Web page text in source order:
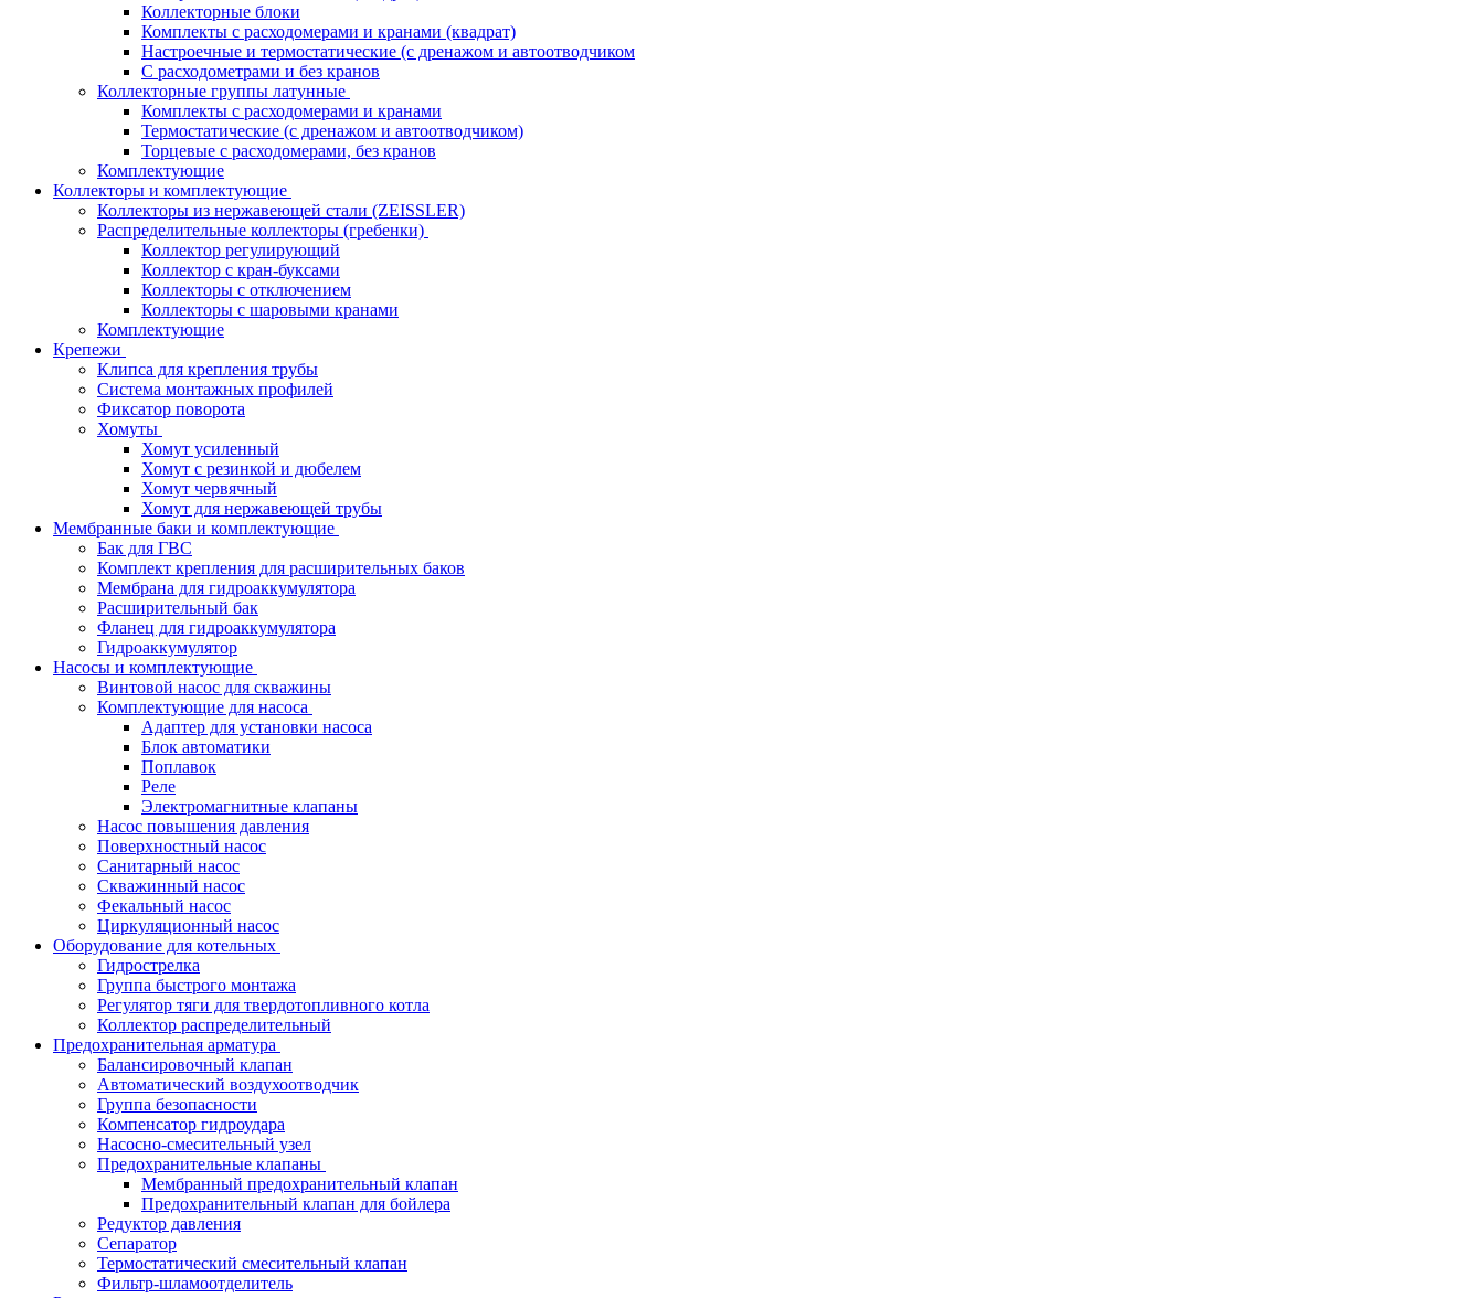
Коллекторные блоки
Комплекты с расходомерами и кранами (квадрат)
Настроечные и термостатические (с дренажом и автоотводчиком
С расходометрами и без кранов
Коллекторные группы латунные
Комплекты с расходомерами и кранами
Термостатические (с дренажом и автоотводчиком)
Торцевые с расходомерами, без кранов
Комплектующие
Коллекторы и комплектующие
Коллекторы из нержавеющей стали (ZEISSLER)
Распределительные коллекторы (гребенки)
Коллектор регулирующий
Коллектор с кран-буксами
Коллекторы с отключением
Коллекторы с шаровыми кранами
Комплектующие
Крепежи
Клипса для крепления трубы
Система монтажных профилей
Фиксатор поворота
Хомуты
Хомут усиленный
Хомут с резинкой и дюбелем
Хомут червячный
Хомут для нержавеющей трубы
Мембранные баки и комплектующие
Бак для ГВС
Комплект крепления для расширительных баков
Мембрана для гидроаккумулятора
Расширительный бак
Фланец для гидроаккумулятора
Гидроаккумулятор
Насосы и комплектующие
Винтовой насос для скважины
Комплектующие для насоса
Адаптер для установки насоса
Блок автоматики
Поплавок
Реле
Электромагнитные клапаны
Насос повышения давления
Поверхностный насос
Санитарный насос
Скважинный насос
Фекальный насос
Циркуляционный насос
Оборудование для котельных
Гидрострелка
Группа быстрого монтажа
Регулятор тяги для твердотопливного котла
Коллектор распределительный
Предохранительная арматура
Балансировочный клапан
Автоматический воздухоотводчик
Группа безопасности
Компенсатор гидроудара
Насосно-смесительный узел
Предохранительные клапаны
Мембранный предохранительный клапан
Предохранительный клапан для бойлера
Редуктор давления
Сепаратор
Термостатический смесительный клапан
Фильтр-шламоотделитель